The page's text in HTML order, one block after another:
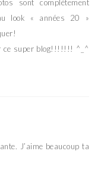
sont complètement
look « années 20 »
ce super blog!!!!!!! ^_^
J’aime beaucoup ta